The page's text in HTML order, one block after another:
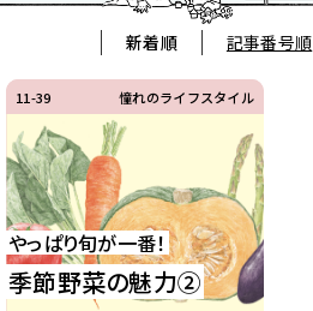
新着順 記事番号順
11-39 憧れのライフスタイル
やっぱり旬が一番！
季節野菜の魅力②